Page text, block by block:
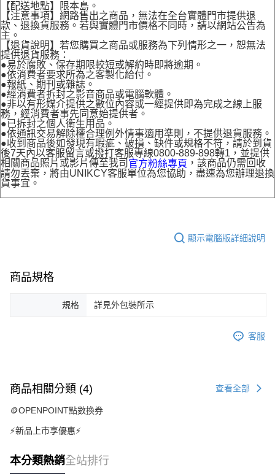
【配送地點】限本島。
【注意事項】網路售出之商品，無法在全台實體門市提供退
款、退換貨服務。若與實體門市價格不同時，請以網站公告為
主。
【退貨說明】若您購買之商品或服務為下列情形之一，恕無法
提供退貨服務：
●易於腐敗、保存期限較短或解約時即將逾期。
●依消費者要求所為之客製化給付。
●報紙、期刊或雜誌。
●經消費者拆封之影音商品或電腦軟體。
●非以有形媒介提供之數位內容或一經提供即為完成之線上服
務，經消費者事先同意始提供者。
●已拆封之個人衛生用品。
●依通訊交易解除權合理例外情事適用準則，不提供退貨服務。
●收到商品後如發現有瑕疵、破損、缺件或規格不符，請於到貨
後7天內以客服留言或撥打客服專線0800-889-898轉1，並提供
相關商品照片或影片傳至我司 官方粉絲專頁 ，該商品仍需回收
請勿丟棄，將由UNIKCY客服單位為您協助，盡速為您辦理退換
貨事宜。
顯示電腦版詳細說明
商品規格
規格 詳見外包裝所示
客服
商品相關分類 (4) 查看全部
🪙OPENPOINT點數換券
⚡新品上市享優惠⚡
本分類熱銷全站排行